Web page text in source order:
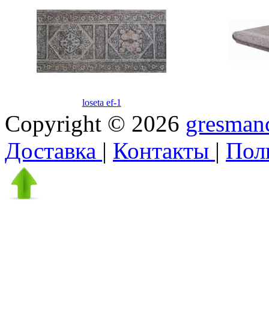
loseta ef-1
Copyright © 2026
Доставка | Контакты |